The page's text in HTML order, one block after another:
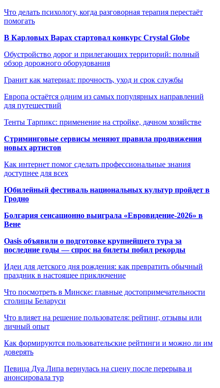
Что делать психологу, когда разговорная терапия перестаёт
помогать
В Карловых Варах стартовал конкурс Crystal Globe
Обустройство дорог и прилегающих территорий: полный
обзор дорожного оборудования
Гранит как материал: прочность, уход и срок службы
Европа остаётся одним из самых популярных направлений
для путешествий
Тенты Тарпикс: применение на стройке, дачном хозяйстве
Стриминговые сервисы меняют правила продвижения
новых артистов
Как интернет помог сделать профессиональные знания
доступнее для всех
Юбилейный фестиваль национальных культур пройдет в
Гродно
Болгария сенсационно выиграла «Евровидение-2026» в
Вене
Oasis объявили о подготовке крупнейшего тура за
последние годы — спрос на билеты побил рекорды
Идеи для детского дня рождения: как превратить обычный
праздник в настоящее приключение
Что посмотреть в Минске: главные достопримечательности
столицы Беларуси
Что влияет на решение пользователя: рейтинг, отзывы или
личный опыт
Как формируются пользовательские рейтинги и можно ли им
доверять
Певица Дуа Липа вернулась на сцену после перерыва и
анонсировала тур